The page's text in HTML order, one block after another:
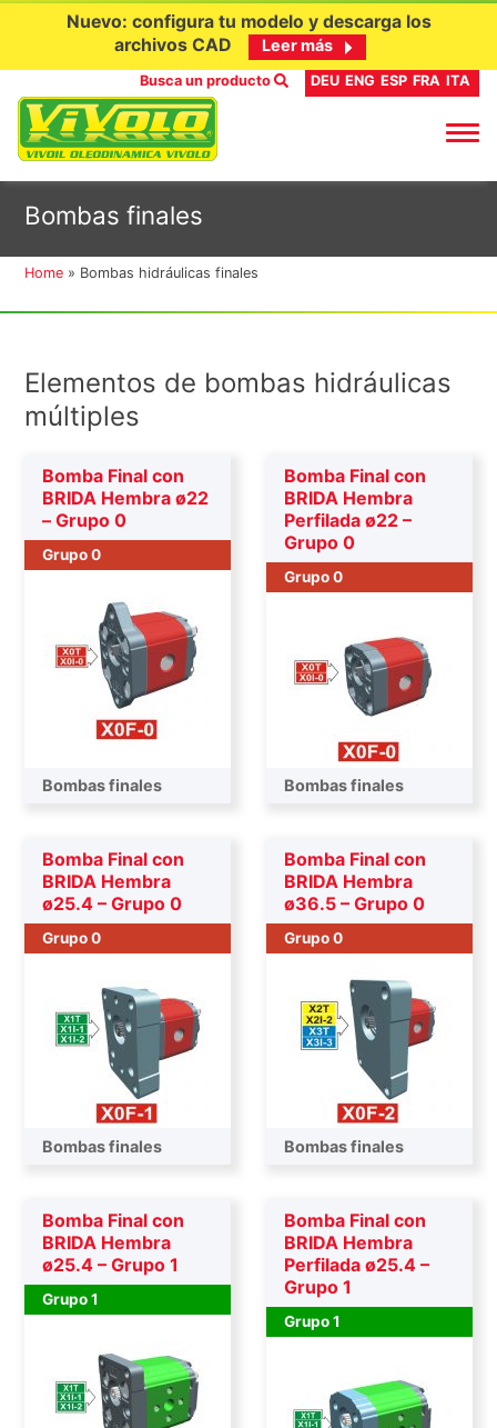
Nuevo: configura tu modelo y descarga los
archivos CAD
Leer más
Busca un producto DEU ENG ESP FRA ITA
Bombas finales
Home » Bombas hidráulicas finales
Elementos de bombas hidráulicas
múltiples
Bomba Final con
BRIDA Hembra ø22
– Grupo 0
Grupo 0
Bombas finales
Bomba Final con
BRIDA Hembra
Perfilada ø22 –
Grupo 0
Grupo 0
Bombas finales
Bomba Final con
BRIDA Hembra
ø25.4 – Grupo 0
Grupo 0
Bombas finales
Bomba Final con
BRIDA Hembra
ø36.5 – Grupo 0
Grupo 0
Bombas finales
Bomba Final con
BRIDA Hembra
ø25.4 – Grupo 1
Grupo 1
Bomba Final con
BRIDA Hembra
Perfilada ø25.4 –
Grupo 1
Grupo 1